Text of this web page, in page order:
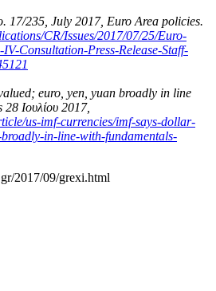
17/235, July 2017, Euro Area policies.
CR/Issues/2017/07/25/Euro-
Consultation-Press-Release-Staff-
euro, yen, yuan broadly in line
Ιουλίου 2017,
us-imf-currencies/imf-says-dollar-
in-line-with-fundamentals-
2017/09/grexi.html